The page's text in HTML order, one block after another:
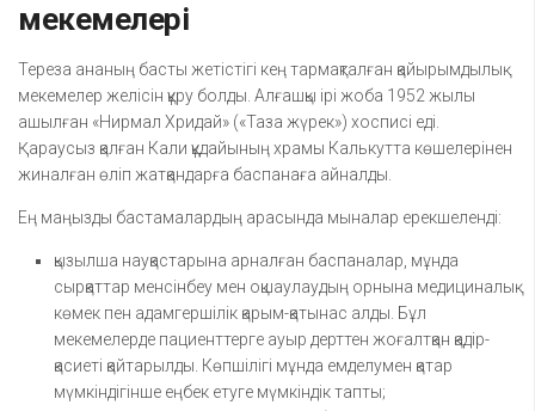
мекемелері
Тереза ананың басты жетістігі кең тармақталған қайырымдылық
мекемелер желісін құру болды. Алғашқы ірі жоба 1952 жылы
ашылған «Нирмал Хридай» («Таза жүрек») хосписі еді.
Қараусыз қалған Кали құдайының храмы Калькутта көшелерінен
жиналған өліп жатқандарға баспанаға айналды.
Ең маңызды бастамалардың арасында мыналар ерекшеленді:
қызылша науқастарына арналған баспаналар, мұнда
сырқаттар менсінбеу мен оқшаулаудың орнына медициналық
көмек пен адамгершілік қарым-қатынас алды. Бұл
мекемелерде пациенттерге ауыр дерттен жоғалтқан қадір-
қасиеті қайтарылды. Көпшілігі мұнда емделумен қатар
мүмкіндігінше еңбек етуге мүмкіндік тапты;